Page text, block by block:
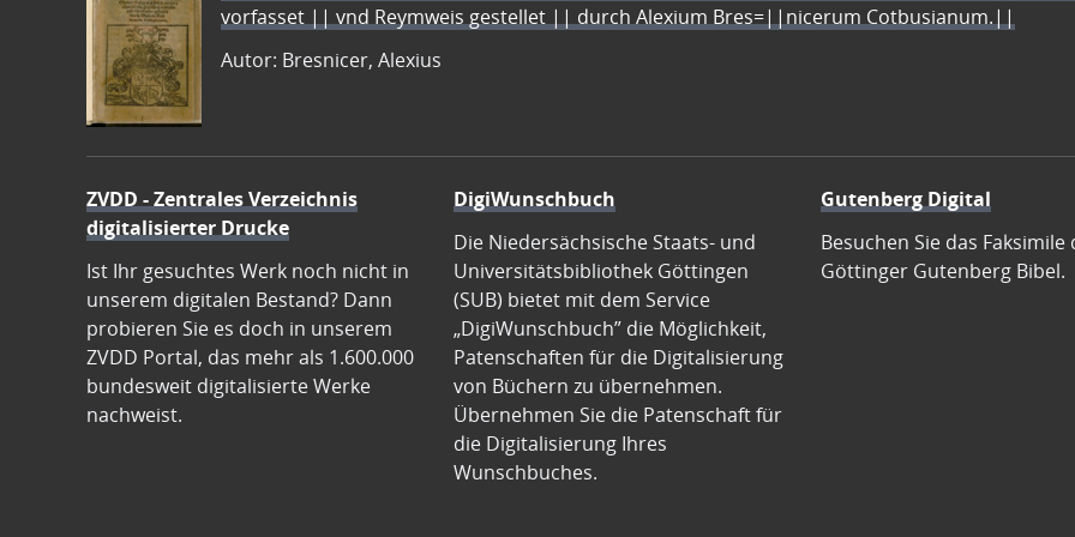
vorfasset || vnd Reymweis gestellet || durch Alexium Bres=||nicerum Cotbusianum.||
Autor: Bresnicer, Alexius
ZVDD - Zentrales Verzeichnis
digitalisierter Drucke
Ist Ihr gesuchtes Werk noch nicht in
unserem digitalen Bestand? Dann
probieren Sie es doch in unserem
ZVDD Portal, das mehr als 1.600.000
bundesweit digitalisierte Werke
nachweist.
DigiWunschbuch
Die Niedersächsische Staats- und
Universitätsbibliothek Göttingen
(SUB) bietet mit dem Service
„DigiWunschbuch” die Möglichkeit,
Patenschaften für die Digitalisierung
von Büchern zu übernehmen.
Übernehmen Sie die Patenschaft für
die Digitalisierung Ihres
Wunschbuches.
Gutenberg Digital
Besuchen Sie das Faksimile
Göttinger Gutenberg Bibel.